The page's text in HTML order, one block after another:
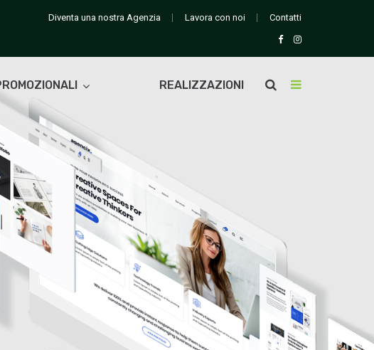
Diventa una nostra Agenzia Lavora con noi Contatti
REALIZZAZIONI